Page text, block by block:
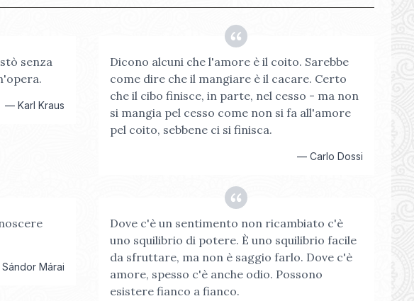
senza
— Karl Kraus
Dicono alcuni che l'amore è il coito. Sarebbe
come dire che il mangiare è il cacare. Certo
che il cibo finisce, in parte, nel cesso - ma non
si mangia pel cesso come non si fa all'amore
pel coito, sebbene ci si finisca.
— Carlo Dossi
Sándor Márai
Dove c'è un sentimento non ricambiato c'è
uno squilibrio di potere. È uno squilibrio facile
da sfruttare, ma non è saggio farlo. Dove c'è
amore, spesso c'è anche odio. Possono
esistere fianco a fianco.